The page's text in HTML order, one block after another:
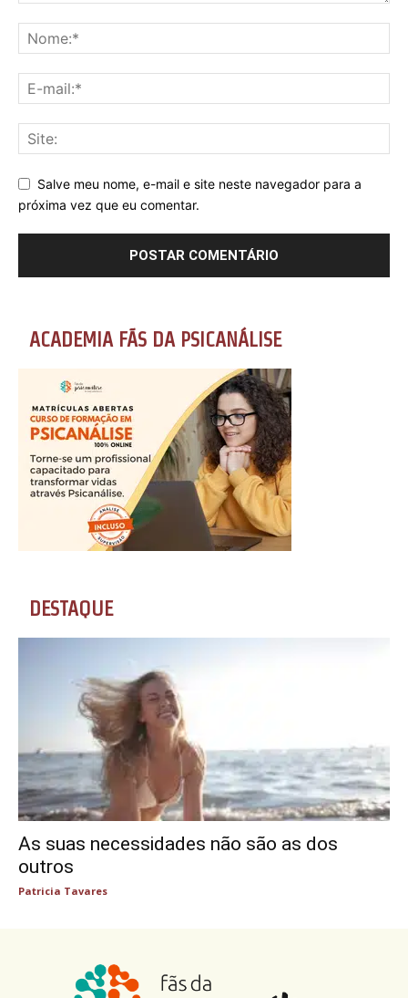
Salve meu nome, e-mail e site neste navegador para a
próxima vez que eu comentar.
ACADEMIA FÃS DA PSICANÁLISE
DESTAQUE
As suas necessidades não são as dos
outros
Patricia Tavares